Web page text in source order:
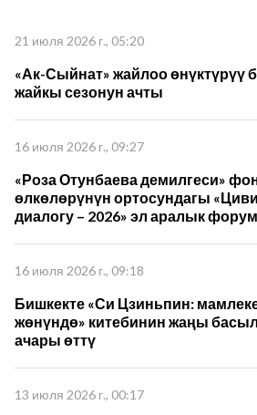
21 июля 2026 г., 05:20
«Ак-Сыйнат» жайлоо өнүктүрүү
жайкы сезонун ачты
16 июля 2026 г., 09:27
«Роза Отунбаева демилгеси»
өлкөлөрүнүн ортосундагы
диалогу – 2026» эл аралык
16 июля 2026 г., 09:18
Бишкекте «Си Цзиньпин:
жөнүндө» китебинин жаңы
ачары өттү
13 июля 2026 г., 00:17